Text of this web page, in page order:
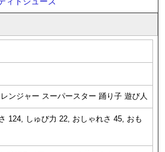
ンジャー スーパースター 踊り子 遊び人
124, しゅび力 22, おしゃれさ 45, おも